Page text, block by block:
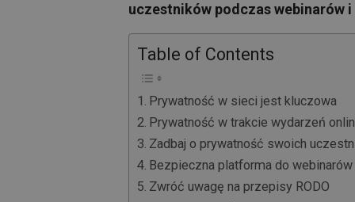
uczestników podczas webinarów
Table of Contents
Prywatność w sieci jest kluczowa
Prywatność w trakcie wydarzeń
Zadbaj o prywatność swoich
Bezpieczna platforma do
Zwróć uwagę na przepisy RODO